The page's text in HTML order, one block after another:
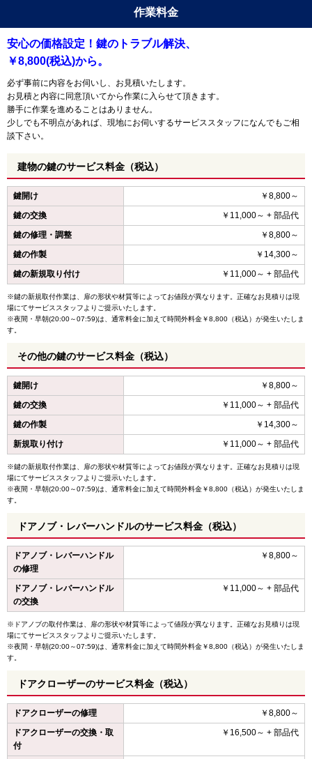
作業料金
安心の価格設定！鍵のトラブル解決、
￥8,800(税込)から。
必ず事前に内容をお伺いし、お見積いたします。
お見積と内容に同意頂いてから作業に入らせて頂きます。
勝手に作業を進めることはありません。
少しでも不明点があれば、現地にお伺いするサービススタッフになんでもご相
談下さい。
建物の鍵のサービス料金（税込）
鍵開け
￥8,800～
鍵の交換
￥11,000～ + 部品代
鍵の修理・調整
￥8,800～
鍵の作製
￥14,300～
鍵の新規取り付け
￥11,000～ + 部品代
※鍵の新規取付作業は、扉の形状や材質等によってお値段が異なります。正確なお見積りは現
場にてサービススタッフよりご提示いたします。
※夜間・早朝(20:00～07:59)は、通常料金に加えて時間外料金￥8,800（税込）が発生いたしま
す。
その他の鍵のサービス料金（税込）
鍵開け
￥8,800～
鍵の交換
￥11,000～ + 部品代
鍵の作製
￥14,300～
新規取り付け
￥11,000～ + 部品代
※鍵の新規取付作業は、扉の形状や材質等によってお値段が異なります。正確なお見積りは現
場にてサービススタッフよりご提示いたします。
※夜間・早朝(20:00～07:59)は、通常料金に加えて時間外料金￥8,800（税込）が発生いたしま
す。
ドアノブ・レバーハンドルのサービス料金（税込）
ドアノブ・レバーハンドル
の修理
￥8,800～
ドアノブ・レバーハンドル
の交換
￥11,000～ + 部品代
※ドアノブの取付作業は、扉の形状や材質等によって値段が異なります。正確なお見積りは現
場にてサービススタッフよりご提示いたします。
※夜間・早朝(20:00～07:59)は、通常料金に加えて時間外料金￥8,800（税込）が発生いたしま
す。
ドアクローザーのサービス料金（税込）
ドアクローザーの修理
￥8,800～
ドアクローザーの交換・取
付
￥16,500～ + 部品代